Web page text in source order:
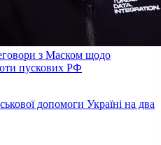
з Маском щодо
пускових РФ
допомоги Україні на два